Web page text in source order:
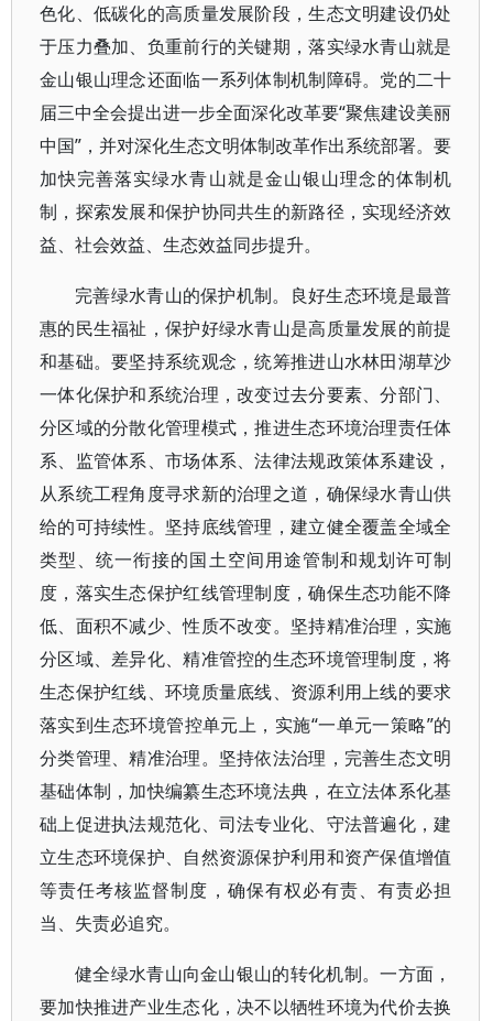
色化、低碳化的高质量发展阶段，生态文明建设仍处
于压力叠加、负重前行的关键期，落实绿水青山就是
金山银山理念还面临一系列体制机制障碍。党的二十
届三中全会提出进一步全面深化改革要“聚焦建设美丽
中国”，并对深化生态文明体制改革作出系统部署。要
加快完善落实绿水青山就是金山银山理念的体制机
制，探索发展和保护协同共生的新路径，实现经济效
益、社会效益、生态效益同步提升。
完善绿水青山的保护机制。良好生态环境是最普
惠的民生福祉，保护好绿水青山是高质量发展的前提
和基础。要坚持系统观念，统筹推进山水林田湖草沙
一体化保护和系统治理，改变过去分要素、分部门、
分区域的分散化管理模式，推进生态环境治理责任体
系、监管体系、市场体系、法律法规政策体系建设，
从系统工程角度寻求新的治理之道，确保绿水青山供
给的可持续性。坚持底线管理，建立健全覆盖全域全
类型、统一衔接的国土空间用途管制和规划许可制
度，落实生态保护红线管理制度，确保生态功能不降
低、面积不减少、性质不改变。坚持精准治理，实施
分区域、差异化、精准管控的生态环境管理制度，将
生态保护红线、环境质量底线、资源利用上线的要求
落实到生态环境管控单元上，实施“一单元一策略”的
分类管理、精准治理。坚持依法治理，完善生态文明
基础体制，加快编纂生态环境法典，在立法体系化基
础上促进执法规范化、司法专业化、守法普遍化，建
立生态环境保护、自然资源保护利用和资产保值增值
等责任考核监督制度，确保有权必有责、有责必担
当、失责必追究。
健全绿水青山向金山银山的转化机制。一方面，
要加快推进产业生态化，决不以牺牲环境为代价去换